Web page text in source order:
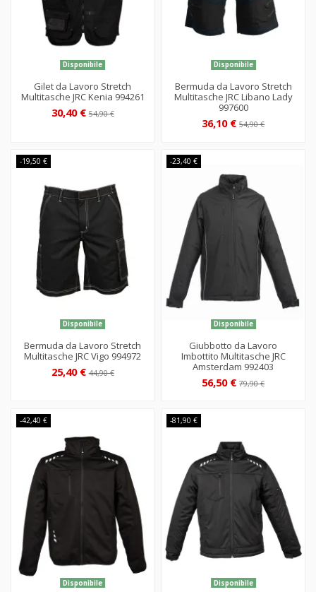
Disponibile
Gilet da Lavoro Stretch
Multitasche JRC Kenia 994261
30,40 €54,90 €
Disponibile
Bermuda da Lavoro Stretch
Multitasche JRC Libano Lady
997600
36,10 €54,90 €
-19,50 €
Disponibile
Bermuda da Lavoro Stretch
Multitasche JRC Vigo 994972
25,40 €44,90 €
-23,40 €
Disponibile
Giubbotto da Lavoro
Imbottito Multitasche JRC
Amsterdam 992403
56,50 €79,90 €
-42,40 €
Disponibile
-81,90 €
Disponibile